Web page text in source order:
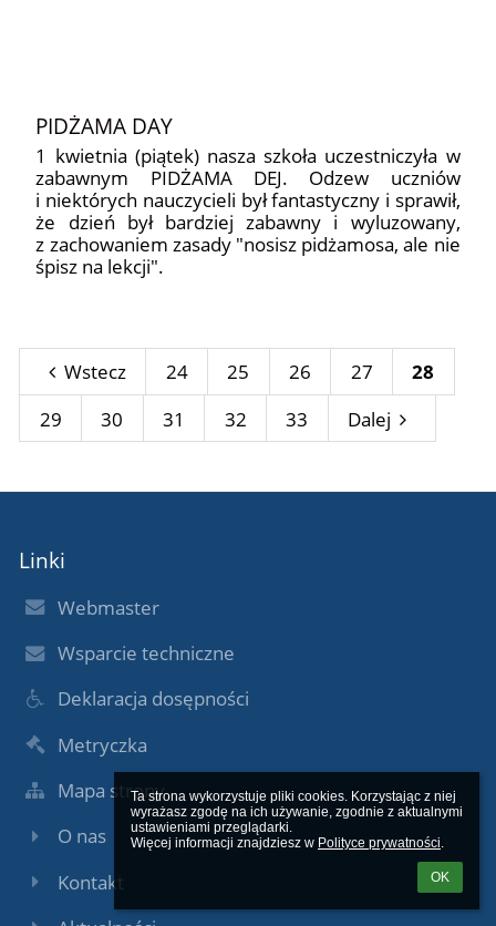
Ta strona wykorzystuje pliki cookies. Korzystając z niej
wyrażasz zgodę na ich używanie, zgodnie z aktualnymi
ustawieniami przeglądarki.
Więcej informacji znajdziesz w Polityce prywatności.
OK
PIDŻAMA DAY
1 kwietnia (piątek) nasza szkoła uczestniczyła w
zabawnym PIDŻAMA DEJ. Odzew uczniów
i niektórych nauczycieli był fantastyczny i sprawił,
że dzień był bardziej zabawny i wyluzowany,
z zachowaniem zasady "nosisz pidżamosa, ale nie
śpisz na lekcji".
Wstecz 24 25 26 27
28
29
30 31 32 33 Dalej
Linki
Webmaster
Wsparcie techniczne
Deklaracja dosępności
Metryczka
Mapa strony
O nas
Kontakt